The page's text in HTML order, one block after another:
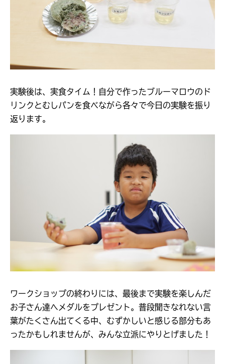
実験後は、実食タイム！自分で作ったブルーマロウのド
リンクとむしパンを食べながら各々で今日の実験を振り
返ります。
ワークショップの終わりには、最後まで実験を楽しんだ
お子さん達へメダルをプレゼント。普段聞きなれない言
葉がたくさん出てくる中、むずかしいと感じる部分もあ
ったかもしれませんが、みんな立派にやりとげました！